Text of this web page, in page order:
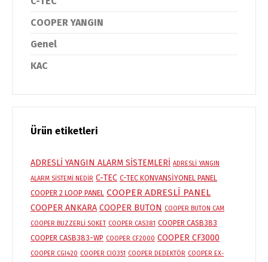
COOPER YANGIN
Genel
KAC
Ürün etiketleri
ADRESLİ YANGIN ALARM SİSTEMLERİ ADRESLİ YANGIN
ALARM SİSTEMİ NEDİR C-TEC C-TEC KONVANSİYONEL PANEL
COOPER 2 LOOP PANEL COOPER ADRESLİ PANEL
COOPER ANKARA COOPER BUTON COOPER BUTON CAM
COOPER BUZZERLİ SOKET COOPER CAS381 COOPER CASB383
COOPER CASB383-WP COOPER CF2000 COOPER CF3000
COOPER CGI420 COOPER CIO351 COOPER DEDEKTÖR COOPER EX-